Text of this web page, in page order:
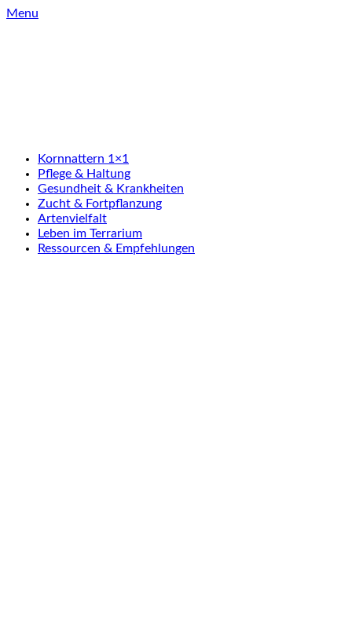
Skip
Menu
Kornnattern 1×1
Pflege & Haltung
Gesundheit & Krankheiten
Zucht & Fortpflanzung
Artenvielfalt
Leben im Terrarium
Ressourcen & Empfehlungen